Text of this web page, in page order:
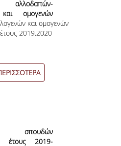
ΣΤΑΔΙΟΔΡΟΜΙΑΣ
ΣΠΟΥΔΩΝ
ομογενών
έτους
και ομογενών
2019.2020
σπουδών
έτους 2019-